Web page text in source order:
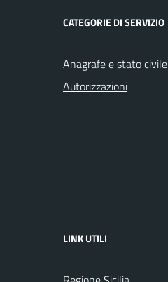
CATEGORIE DI SERVIZIO
Anagrafe e stato civile
Autorizzazioni
LINK UTILI